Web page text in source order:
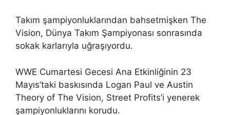
Takım şampiyonluklarından bahsetmişken The
Vision, Dünya Takım Şampiyonası sonrasında
sokak karlarıyla uğraşıyordu.
WWE Cumartesi Gecesi Ana Etkinliğinin 23
Mayıs’taki baskısında Logan Paul ve Austin
Theory of The Vision, Street Profits’i yenerek
şampiyonluklarını korudu.